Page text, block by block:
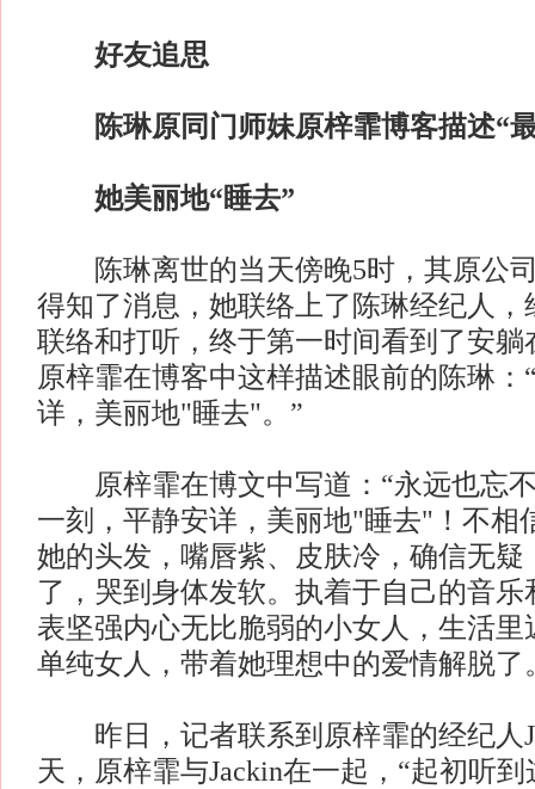
好友追思
陈琳原同门师妹原梓霏博客描述
她美丽地“睡去”
陈琳离世的当天傍晚5时，其原公
得知了消息，她联络上了陈琳经纪人，
联络和打听，终于第一时间看到了安躺
原梓霏在博客中这样描述眼前的陈琳：
详，美丽地"睡去"。”
原梓霏在博文中写道：“永远也忘不
一刻，平静安详，美丽地"睡去"！不相
她的头发，嘴唇紫、皮肤冷，确信无疑
了，哭到身体发软。执着于自己的音
表坚强内心无比脆弱的小女人，生活里
单纯女人，带着她理想中的爱情解脱了
昨日，记者联系到原梓霏的经纪人
天，原梓霏与Jackin在一起，“起初听